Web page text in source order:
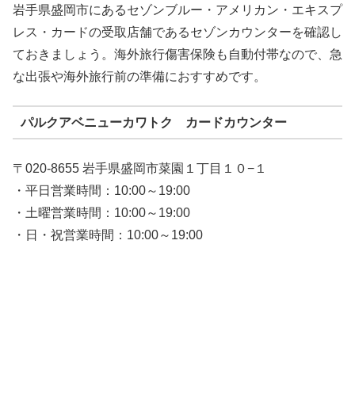
岩手県盛岡市にあるセゾンブルー・アメリカン・エキスプ
レス・カードの受取店舗であるセゾンカウンターを確認し
ておきましょう。海外旅行傷害保険も自動付帯なので、急
な出張や海外旅行前の準備におすすめです。
パルクアベニューカワトク カードカウンター
〒020-8655 岩手県盛岡市菜園１丁目１０−１
・平日営業時間：10:00～19:00
・土曜営業時間：10:00～19:00
・日・祝営業時間：10:00～19:00